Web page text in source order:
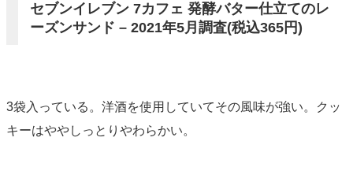
セブンイレブン 7カフェ 発酵バター仕立てのレ
ーズンサンド – 2021年5月調査(税込365円)
3袋入っている。洋酒を使用していてその風味が強い。クッ
キーはややしっとりやわらかい。